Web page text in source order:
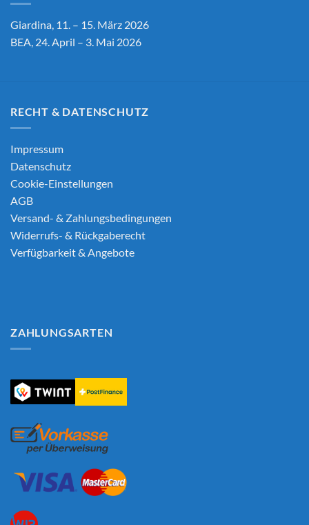
Giardina, 11. – 15. März 2026
BEA, 24. April – 3. Mai 2026
RECHT & DATENSCHUTZ
Impressum
Datenschutz
Cookie-Einstellungen
AGB
Versand- & Zahlungsbedingungen
Widerrufs- & Rückgaberecht
Verfügbarkeit & Angebote
ZAHLUNGSARTEN